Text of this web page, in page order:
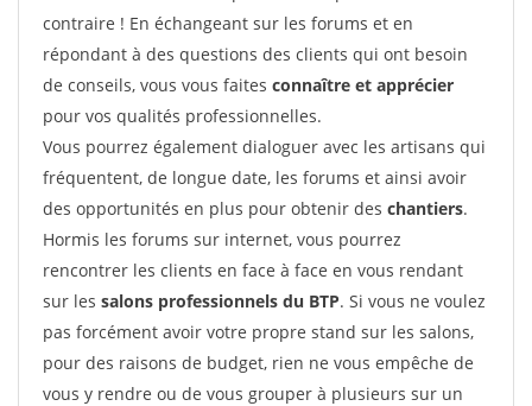
contraire ! En échangeant sur les forums et en
répondant à des questions des clients qui ont besoin
de conseils, vous vous faites connaître et apprécier
pour vos qualités professionnelles.
Vous pourrez également dialoguer avec les artisans qui
fréquentent, de longue date, les forums et ainsi avoir
des opportunités en plus pour obtenir des chantiers.
Hormis les forums sur internet, vous pourrez
rencontrer les clients en face à face en vous rendant
sur les salons professionnels du BTP. Si vous ne voulez
pas forcément avoir votre propre stand sur les salons,
pour des raisons de budget, rien ne vous empêche de
vous y rendre ou de vous grouper à plusieurs sur un